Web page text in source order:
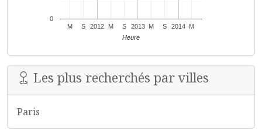
2012 2013 2014
M S M S M S M
0
Heure
Les plus recherchés par villes
Paris